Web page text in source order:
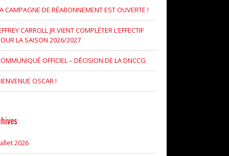
CAMPAGNE DE RÉABONNEMENT EST OUVERTE !
CARROLL JR VIENT COMPLÉTER L’EFFECTIF
LA SAISON 2026/2027
OFFICIEL – DÉCISION DE LA DNCCG
OSCAR !
2026